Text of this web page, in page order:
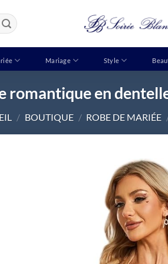
Mariage Style
romantique en
/ BOUTIQUE / ROBE DE MARIÉE